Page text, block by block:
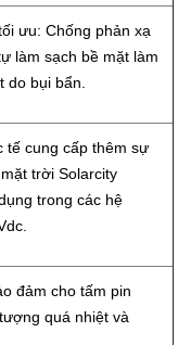
ưu: Chống phản xạ
làm sạch bề mặt làm
bụi bẩn.
tế cung cấp thêm sự
trời Solarcity
trong các hệ
đảm cho tấm pin
quá nhiệt và